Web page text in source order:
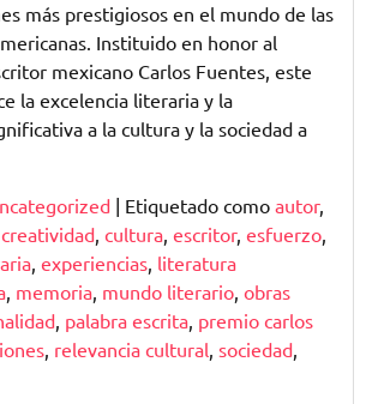
más prestigiosos en el mundo de las
Instituido en honor al
mexicano Carlos Fuentes, este
la excelencia literaria y la
a la cultura y la sociedad a
| Etiquetado como autor,
creatividad, cultura, escritor, esfuerzo,
, experiencias, literatura
, memoria, mundo literario, obras
, palabra escrita, premio carlos
, relevancia cultural, sociedad,